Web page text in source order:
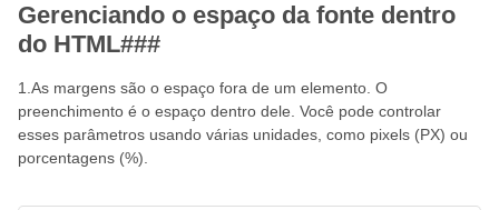
Gerenciando o espaço da fonte dentro
do HTML###
1.As margens são o espaço fora de um elemento. O
preenchimento é o espaço dentro dele. Você pode controlar
esses parâmetros usando várias unidades, como pixels (PX) ou
porcentagens (%).